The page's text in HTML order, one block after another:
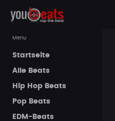
Menu
Startseite
Alle Beats
Hip Hop Beats
Pop Beats
EDM-Beats